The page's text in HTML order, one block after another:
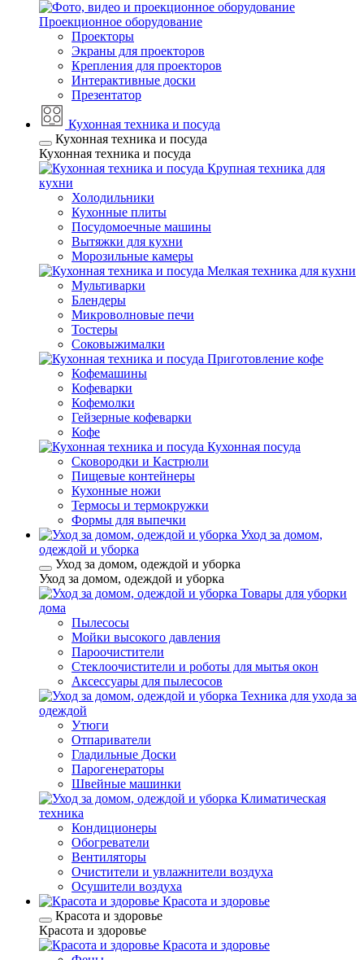
Проекционное оборудование
Проекторы
Экраны для проекторов
Крепления для проекторов
Интерактивные доски
Презентатор
Кухонная техника и посуда
Кухонная техника и посуда
Кухонная техника и посуда
Крупная техника для
кухни
Холодильники
Кухонные плиты
Посудомоечные машины
Вытяжки для кухни
Морозильные камеры
Мелкая техника для кухни
Мультиварки
Блендеры
Микроволновые печи
Тостеры
Соковыжималки
Приготовление кофе
Кофемашины
Кофеварки
Кофемолки
Гейзерные кофеварки
Кофе
Кухонная посуда
Сковородки и Кастрюли
Пищевые контейнеры
Кухонные ножи
Термосы и термокружки
Формы для выпечки
Уход за домом,
одеждой и уборка
Уход за домом, одеждой и уборка
Уход за домом, одеждой и уборка
Товары для уборки
дома
Пылесосы
Мойки высокого давления
Пароочистители
Стеклоочистители и роботы для мытья окон
Аксессуары для пылесосов
Техника для ухода за
одеждой
Утюги
Отпариватели
Гладильные Доски
Парогенераторы
Швейные машинки
Климатическая
техника
Кондиционеры
Обогреватели
Вентиляторы
Очистители и увлажнители воздуха
Осушители воздуха
Красота и здоровье
Красота и здоровье
Красота и здоровье
Красота и здоровье